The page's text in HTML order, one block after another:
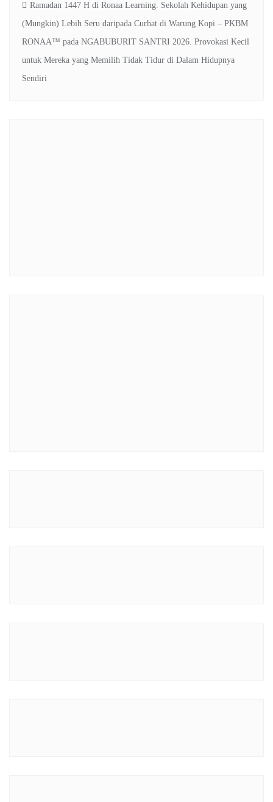
Ramadan 1447 H di Ronaa Learning. Sekolah Kehidupan yang
(Mungkin) Lebih Seru daripada Curhat di Warung Kopi – PKBM
RONAA™ pada NGABUBURIT SANTRI 2026. Provokasi Kecil
untuk Mereka yang Memilih Tidak Tidur di Dalam Hidupnya
Sendiri